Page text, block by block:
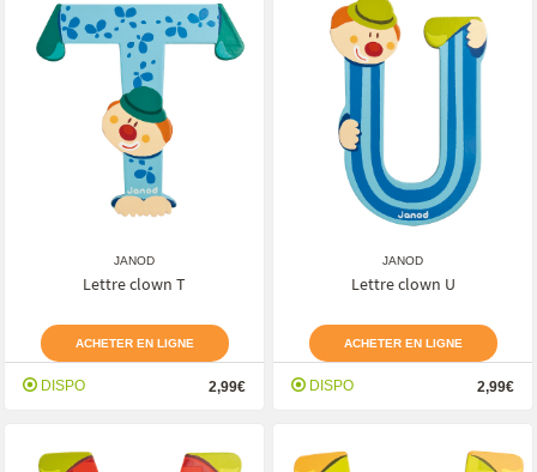
JANOD
Lettre clown T
ACHETER EN LIGNE
DISPO 2,99€
JANOD
Lettre clown U
ACHETER EN LIGNE
DISPO 2,99€